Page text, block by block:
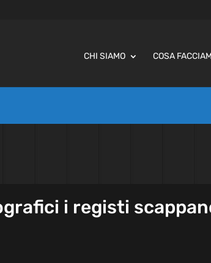
CHI SIAMO COSA
i registi